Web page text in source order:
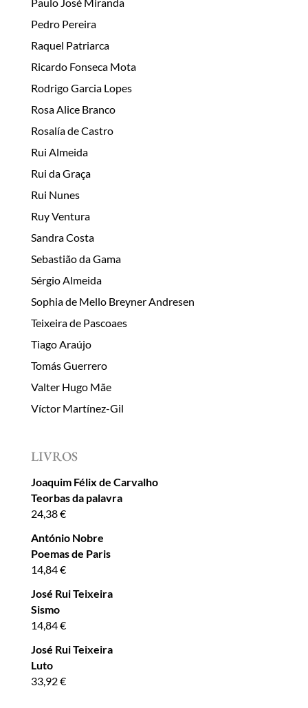
Pedro Pereira
Raquel Patriarca
Ricardo Fonseca Mota
Rodrigo Garcia Lopes
Rosa Alice Branco
Rosalía de Castro
Rui Almeida
Rui da Graça
Rui Nunes
Ruy Ventura
Sandra Costa
Sebastião da Gama
Sérgio Almeida
Sophia de Mello Breyner Andresen
Teixeira de Pascoaes
Tiago Araújo
Tomás Guerrero
Valter Hugo Mãe
Víctor Martínez-Gil
LIVROS
Joaquim Félix de Carvalho
Teorbas da palavra
24,38€
António Nobre
Poemas de Paris
14,84€
José Rui Teixeira
Sismo
14,84€
José Rui Teixeira
Luto
33,92€